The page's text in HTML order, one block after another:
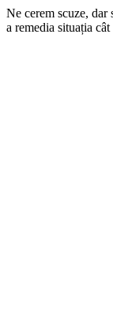
Ne cerem scuze,
a remedia situația